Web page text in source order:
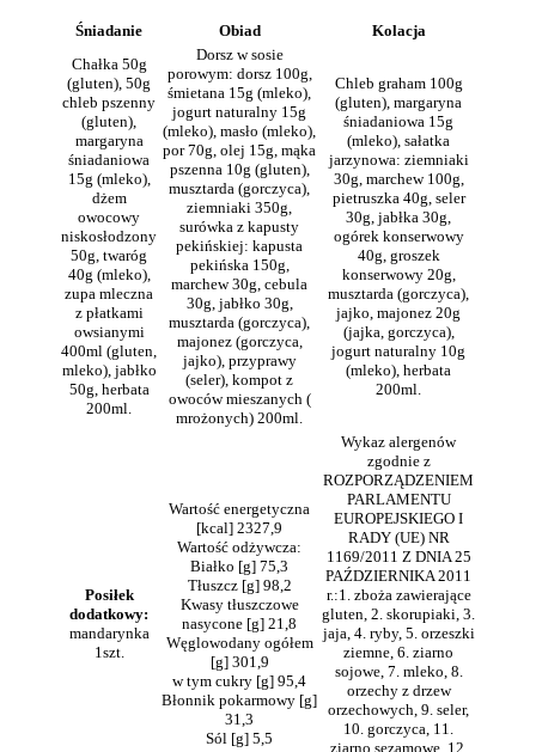
Śniadanie Obiad
Kolacja
Chałka 50g
(gluten), 50g
chleb pszenny
(gluten),
margaryna
śniadaniowa
15g (mleko),
dżem
owocowy
niskosłodzony
50g, twaróg
40g (mleko),
zupa mleczna
z płatkami
owsianymi
400ml (gluten,
mleko), jabłko
50g, herbata
200ml.
Dorsz w sosie
porowym: dorsz 100g,
śmietana 15g (mleko),
jogurt naturalny 15g
(mleko), masło (mleko),
por 70g, olej 15g, mąka
pszenna 10g (gluten),
musztarda (gorczyca),
ziemniaki 350g,
surówka z kapusty
pekińskiej: kapusta
pekińska 150g,
marchew 30g, cebula
30g, jabłko 30g,
musztarda (gorczyca),
majonez (gorczyca,
jajko), przyprawy
(seler), kompot z
owoców mieszanych (
mrożonych) 200ml.
Chleb graham 100g
(gluten), margaryna
śniadaniowa 15g
(mleko), sałatka
jarzynowa: ziemniaki
30g, marchew 100g,
pietruszka 40g, seler
30g, jabłka 30g,
ogórek konserwowy
40g, groszek
konserwowy 20g,
musztarda (gorczyca),
jajko, majonez 20g
(jajka, gorczyca),
jogurt naturalny 10g
(mleko), herbata
200ml.
Posiłek
dodatkowy:
mandarynka
1szt.
Wartość energetyczna
[kcal] 2327,9
Wartość odżywcza:
Białko [g] 75,3
Tłuszcz [g] 98,2
Kwasy tłuszczowe
nasycone [g] 21,8
Węglowodany ogółem
[g] 301,9
w tym cukry [g] 95,4
Błonnik pokarmowy [g]
31,3
Sól [g] 5,5
Wykaz alergenów
zgodnie z
ROZPORZĄDZENIEM
PARLAMENTU
EUROPEJSKIEGO I
RADY (UE) NR
1169/2011 Z DNIA 25
PAŹDZIERNIKA 2011
r.:1. zboża zawierające
gluten, 2. skorupiaki, 3.
jaja, 4. ryby, 5. orzeszki
ziemne, 6. ziarno
sojowe, 7. mleko, 8.
orzechy z drzew
orzechowych, 9. seler,
10. gorczyca, 11.
ziarno sezamowe, 12.